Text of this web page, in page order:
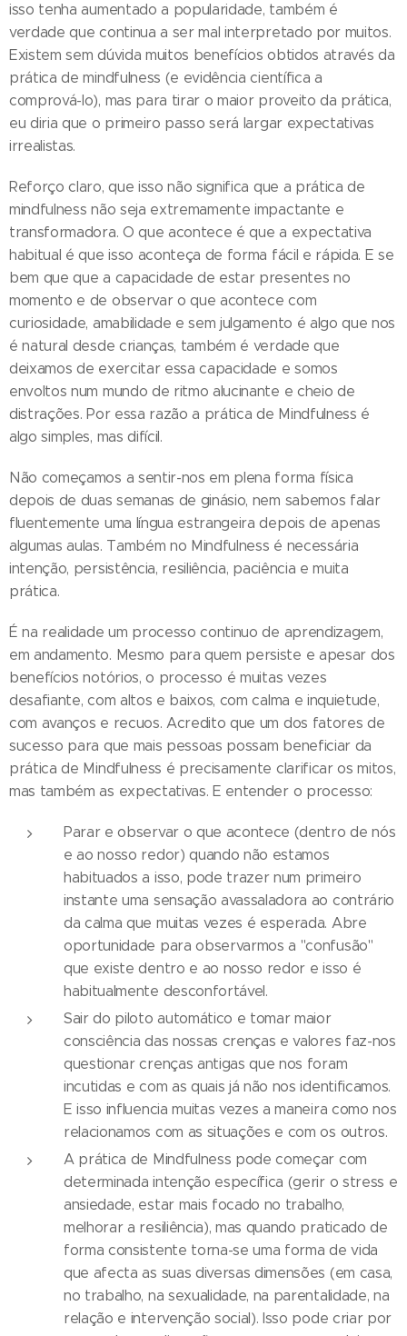
isso tenha aumentado a popularidade, também é
verdade que continua a ser mal interpretado por muitos.
Existem sem dúvida muitos benefícios obtidos através da
prática de mindfulness (e evidência científica a
comprová-lo), mas para tirar o maior proveito da prática,
eu diria que o primeiro passo será largar expectativas
irrealistas.
Reforço claro, que isso não significa que a prática de
mindfulness não seja extremamente impactante e
transformadora. O que acontece é que a expectativa
habitual é que isso aconteça de forma fácil e rápida. E se
bem que que a capacidade de estar presentes no
momento e de observar o que acontece com
curiosidade, amabilidade e sem julgamento é algo que nos
é natural desde crianças, também é verdade que
deixamos de exercitar essa capacidade e somos
envoltos num mundo de ritmo alucinante e cheio de
distrações. Por essa razão a prática de Mindfulness é
algo simples, mas difícil.
Não começamos a sentir-nos em plena forma física
depois de duas semanas de ginásio, nem sabemos falar
fluentemente uma língua estrangeira depois de apenas
algumas aulas. Também no Mindfulness é necessária
intenção, persistência, resiliência, paciência e muita
prática.
É na realidade um processo continuo de aprendizagem,
em andamento. Mesmo para quem persiste e apesar dos
benefícios notórios, o processo é muitas vezes
desafiante, com altos e baixos, com calma e inquietude,
com avanços e recuos. Acredito que um dos fatores de
sucesso para que mais pessoas possam beneficiar da
prática de Mindfulness é precisamente clarificar os mitos,
mas também as expectativas. E entender o processo:
Parar e observar o que acontece (dentro de nós
e ao nosso redor) quando não estamos
habituados a isso, pode trazer num primeiro
instante uma sensação avassaladora ao contrário
da calma que muitas vezes é esperada. Abre
oportunidade para observarmos a "confusão"
que existe dentro e ao nosso redor e isso é
habitualmente desconfortável.
Sair do piloto automático e tomar maior
consciência das nossas crenças e valores faz-nos
questionar crenças antigas que nos foram
incutidas e com as quais já não nos identificamos.
E isso influencia muitas vezes a maneira como nos
relacionamos com as situações e com os outros.
A prática de Mindfulness pode começar com
determinada intenção específica (gerir o stress e
ansiedade, estar mais focado no trabalho,
melhorar a resiliência), mas quando praticado de
forma consistente torna-se uma forma de vida
que afecta as suas diversas dimensões (em casa,
no trabalho, na sexualidade, na parentalidade, na
relação e intervenção social). Isso pode criar por